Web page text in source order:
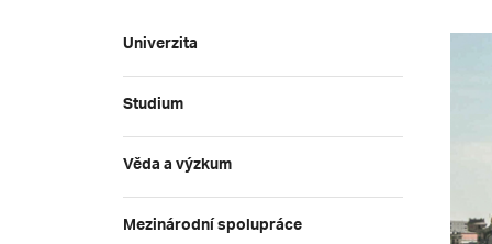
Univerzita
Studium
Věda a výzkum
Mezinárodní spolupráce